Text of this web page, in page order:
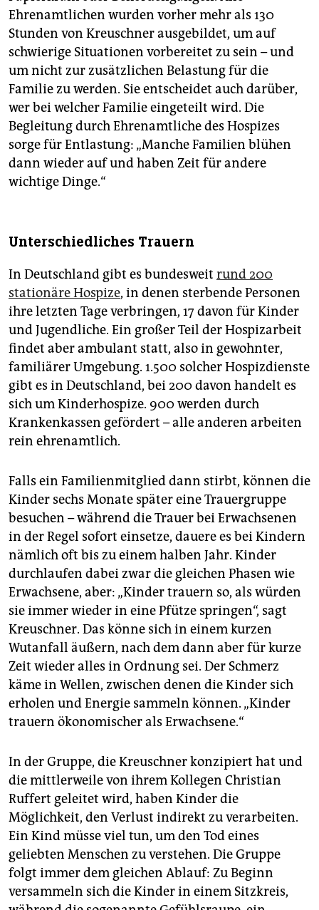
Ehrenamtlichen wurden vorher mehr als 130
Stunden von Kreuschner ausgebildet, um auf
schwierige Situationen vorbereitet zu sein – und
um nicht zur zusätzlichen Belastung für die
Familie zu werden. Sie entscheidet auch darüber,
wer bei welcher Familie eingeteilt wird. Die
Begleitung durch Ehrenamtliche des Hospizes
sorge für Entlastung: „Manche Familien blühen
dann wieder auf und haben Zeit für andere
wichtige Dinge.“
Unterschiedliches Trauern
In Deutschland gibt es bundesweit rund 200
stationäre Hospize, in denen sterbende Personen
ihre letzten Tage verbringen, 17 davon für Kinder
und Jugendliche. Ein großer Teil der Hospizarbeit
findet aber ambulant statt, also in gewohnter,
familiärer Umgebung. 1.500 solcher Hospizdienste
gibt es in Deutschland, bei 200 davon handelt es
sich um Kinderhospize. 900 werden durch
Krankenkassen gefördert – alle anderen arbeiten
rein ehrenamtlich.
Falls ein Familienmitglied dann stirbt, können die
Kinder sechs Monate später eine Trauergruppe
besuchen – während die Trauer bei Erwachsenen
in der Regel sofort einsetze, dauere es bei Kindern
nämlich oft bis zu einem halben Jahr. Kinder
durchlaufen dabei zwar die gleichen Phasen wie
Erwachsene, aber: „Kinder trauern so, als würden
sie immer wieder in eine Pfütze springen“, sagt
Kreuschner. Das könne sich in einem kurzen
Wutanfall äußern, nach dem dann aber für kurze
Zeit wieder alles in Ordnung sei. Der Schmerz
käme in Wellen, zwischen denen die Kinder sich
erholen und Energie sammeln können. „Kinder
trauern ökonomischer als Erwachsene.“
In der Gruppe, die Kreuschner konzipiert hat und
die mittlerweile von ihrem Kollegen Christian
Ruffert geleitet wird, haben Kinder die
Möglichkeit, den Verlust indirekt zu verarbeiten.
Ein Kind müsse viel tun, um den Tod eines
geliebten Menschen zu verstehen. Die Gruppe
folgt immer dem gleichen Ablauf: Zu Beginn
versammeln sich die Kinder in einem Sitzkreis,